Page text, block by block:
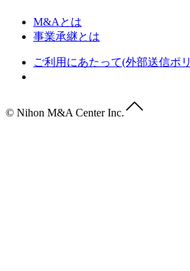
M&Aとは
事業承継とは
ご利用にあたって(外部送信ポ
© Nihon M&A Center Inc.